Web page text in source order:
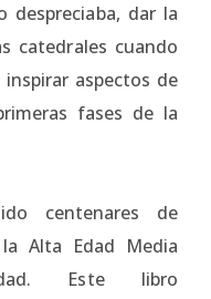
despreciaba, dar la
catedrales cuando
aspectos de
fases de la
centenares de
Alta Edad Media
Este libro